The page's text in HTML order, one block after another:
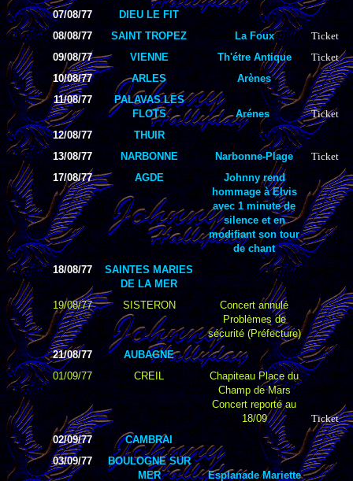
07/08/77
DIEU LE FIT
08/08/77
SAINT TROPEZ La Foux
Ticket
09/08/77
VIENNE Th'étre Antique
Ticket
10/08/77
ARLES
Arènes
11/08/77
PALAVAS LES
FLOTS
Arénes
Ticket
12/08/77
THUIR
13/08/77
NARBONNE Narbonne-Plage
Ticket
17/08/77
AGDE
Johnny rend
hommage à Elvis
avec 1 minute de
silence et en
modifiant son tour
de chant
18/08/77
SAINTES MARIES
DE LA MER
19/08/77
SISTERON
Concert annulé
Problèmes de
sécurité (Préfecture)
21/08/77
AUBAGNE
01/09/77
CREIL
Chapiteau Place du
Champ de Mars
Concert reporté au
18/09
Ticket
02/09/77
CAMBRAI
03/09/77
BOULOGNE SUR
MER
Esplanade Mariette